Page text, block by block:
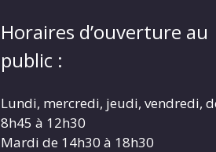
Horaires d’ouverture au
public :
Lundi, mercredi, jeudi, vendredi,
8h45 à 12h30
Mardi de 14h30 à 18h30